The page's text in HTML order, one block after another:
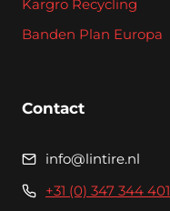
Kargro Recycling
Banden Plan Europa
Contact
info@lintire.nl
+31 (0) 347 344 401